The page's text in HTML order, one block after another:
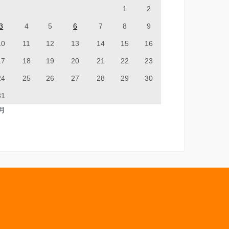
1 2
4 5 6 7 8 9
11 12 13 14 15 16
18 19 20 21 22 23
25 26 27 28 29 30